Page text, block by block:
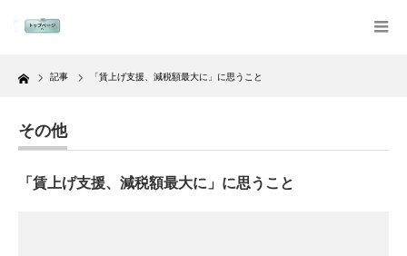
Home 記事 「賃上げ支援、減税額最大に」に思うこと
その他
「賃上げ支援、減税額最大に」に思うこと